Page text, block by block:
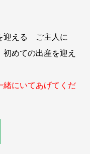
迎える ご主人に
めての出産を迎え
緒にいてあげてくだ